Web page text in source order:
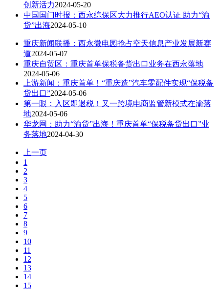
创新活力2024-05-20
中国国门时报：西永综保区大力推行AEO认证 助力“渝
货”出海2024-05-10
重庆新闻联播：西永微电园抢占空天信息产业发展新赛
道2024-05-07
重庆自贸区：重庆首单保税备货出口业务在西永落地
2024-05-06
上游新闻：重庆首单！“重庆造”汽车零配件实现“保税备
货出口”2024-05-06
第一眼：入区即退税！又一跨境电商监管新模式在渝落
地2024-05-06
华龙网：助力“渝货”出海！重庆首单“保税备货出口”业
务落地2024-04-30
上一页
1
2
3
4
5
6
7
8
9
10
11
12
13
14
15